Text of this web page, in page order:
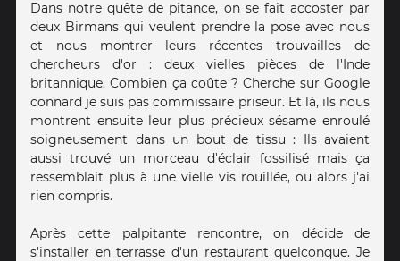
Dans notre quête de pitance, on se fait accoster par
deux Birmans qui veulent prendre la pose avec nous
et nous montrer leurs récentes trouvailles de
chercheurs d'or : deux vielles pièces de l'Inde
britannique. Combien ça coûte ? Cherche sur Google
connard je suis pas commissaire priseur. Et là, ils nous
montrent ensuite leur plus précieux sésame enroulé
soigneusement dans un bout de tissu : Ils avaient
aussi trouvé un morceau d'éclair fossilisé mais ça
ressemblait plus à une vielle vis rouillée, ou alors j'ai
rien compris.
Après cette palpitante rencontre, on décide de
s'installer en terrasse d'un restaurant quelconque. Je